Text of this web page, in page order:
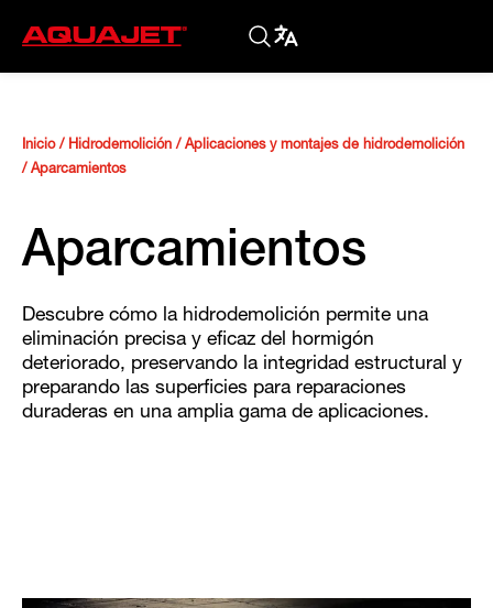
Inicio/ Hidrodemolición / Aplicaciones y montajes de hidrodemolición
/ Aparcamientos
Aparcamientos
Descubre cómo la hidrodemolición permite una
eliminación precisa y eficaz del hormigón
deteriorado, preservando la integridad estructural y
preparando las superficies para reparaciones
duraderas en una amplia gama de aplicaciones.